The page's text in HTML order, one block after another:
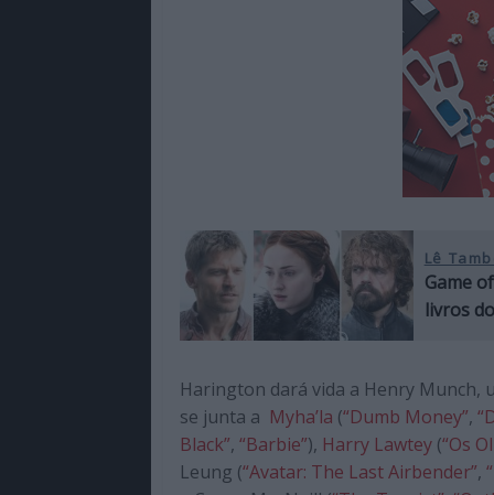
Lê
Game
livros
Harington dará vida a Henry Munch,
se junta a Myha’la (“Dumb Money”,
Black”, “Barbie”), Harry Lawtey (“Os
Leung (“Avatar: The Last Airbender”,